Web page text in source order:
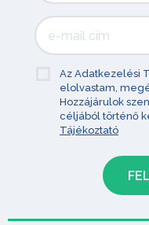
Az Adatkezelési
elolvastam,
Hozzájárulok
céljából történő
Tájékoztató